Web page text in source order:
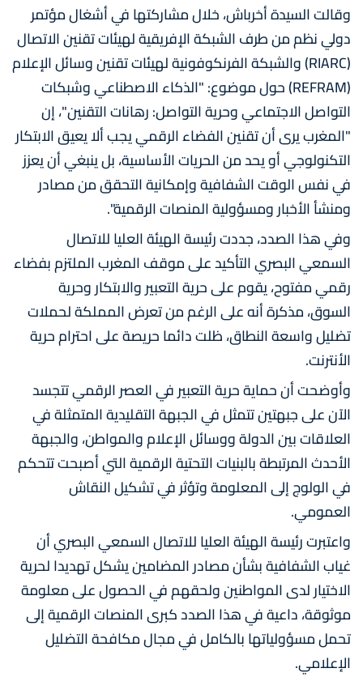
وقالت السيدة أخرباش، خلال مشاركتها في أشغال مؤتمر
دولي نظم من طرف الشبكة الإفريقية لهيئات تقنين الاتصال
(RIARC) والشبكة الفرنكوفونية لهيئات تقنين وسائل الإعلام
(REFRAM) حول موضوع: "الذكاء الاصطناعي وشبكات
التواصل الاجتماعي وحرية التواصل: رهانات التقنين"، إن
"المغرب يرى أن تقنين الفضاء الرقمي يجب ألا يعيق الابتكار
التكنولوجي أو يحد من الحريات الأساسية، بل ينبغي أن يعزز
في نفس الوقت الشفافية وإمكانية التحقق من مصادر
ومنشأ الأخبار ومسؤولية المنصات الرقمية".
وفي هذا الصدد، جددت رئيسة الهيئة العليا للاتصال
السمعي البصري التأكيد على موقف المغرب الملتزم بفضاء
رقمي مفتوح، يقوم على حرية التعبير والابتكار وحرية
السوق، مذكرة أنه على الرغم من تعرض المملكة لحملات
تضليل واسعة النطاق، ظلت دائما حريصة على احترام حرية
الأنترنت.
وأوضحت أن حماية حرية التعبير في العصر الرقمي تتجسد
الآن على جبهتين تتمثل في الجبهة التقليدية المتمثلة في
العلاقات بين الدولة ووسائل الإعلام والمواطن، والجبهة
الأحدث المرتبطة بالبنيات التحتية الرقمية التي أصبحت تتحكم
في الولوج إلى المعلومة وتؤثر في تشكيل النقاش
العمومي.
واعتبرت رئيسة الهيئة العليا للاتصال السمعي البصري أن
غياب الشفافية بشأن مصادر المضامين يشكل تهديدا لحرية
الاختيار لدى المواطنين ولحقهم في الحصول على معلومة
موثوقة، داعية في هذا الصدد كبرى المنصات الرقمية إلى
تحمل مسؤولياتها بالكامل في مجال مكافحة التضليل
الإعلامي.